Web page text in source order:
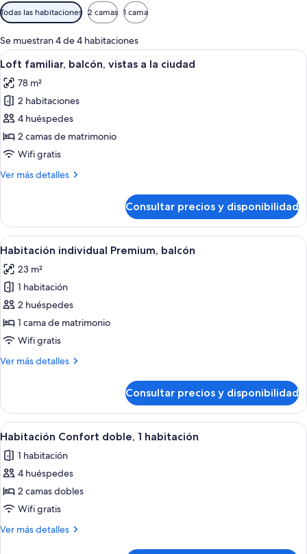
Filtros
disponibles
para
las
habitaciones
Todas las habitaciones 2 camas 1 cama
Se muestran 4 de 4 habitaciones
Abrir
todas
las
fotos
de
Loft
familiar,
vistas
ciudad
Un dormitorio con literas, un sofá
12
Loft familiar, balcón, vistas a la ciudad
78 m²
2 habitaciones
4 huéspedes
2 camas de matrimonio
Wifi gratis
Ver más detalles
Más
familiar,
balcón,
vistas
la
ciudad
Consultar precios y disponibilidad
Abrir
todas
las
fotos
de
Habitación
individual
balcón
Un dormitorio con una cama, una
8
Habitación individual Premium, balcón
23 m²
1 habitación
2 huéspedes
1 cama de matrimonio
Wifi gratis
Ver más detalles
Más
individual
Premium,
balcón
Consultar precios y disponibilidad
Abrir
todas
las
fotos
de
Habitación
Confort
Habitación de hotel con dos camas,
6
Habitación Confort doble, 1 habitación
1 habitación
4 huéspedes
2 camas dobles
Wifi gratis
Ver más detalles
Más